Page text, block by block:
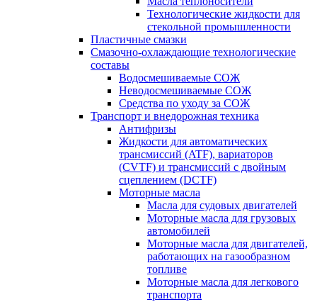
Технологические жидкости для
стекольной промышленности
Пластичные смазки
Смазочно-охлаждающие технологические
составы
Водосмешиваемые СОЖ
Неводосмешиваемые СОЖ
Средства по уходу за СОЖ
Транспорт и внедорожная техника
Антифризы
Жидкости для автоматических
трансмиссий (ATF), вариаторов
(CVTF) и трансмиссий с двойным
сцеплением (DCTF)
Моторные масла
Масла для судовых двигателей
Моторные масла для грузовых
автомобилей
Моторные масла для двигателей,
работающих на газообразном
топливе
Моторные масла для легкового
транспорта